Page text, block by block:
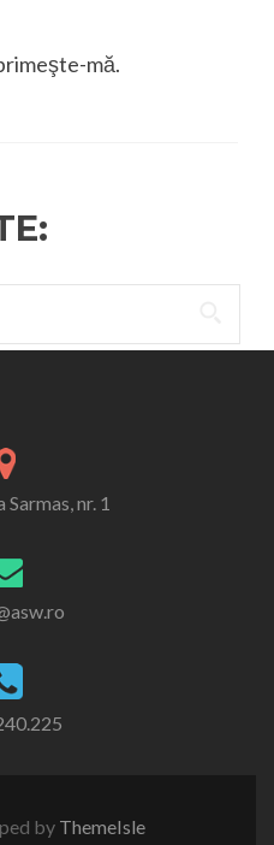
mă.
Sarmas, nr. 1
by ThemeIsle